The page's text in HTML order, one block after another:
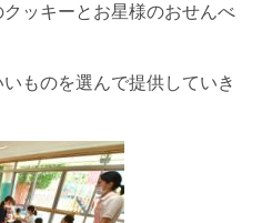
ッキーとお星様のおせんべ
ものを選んで提供していき